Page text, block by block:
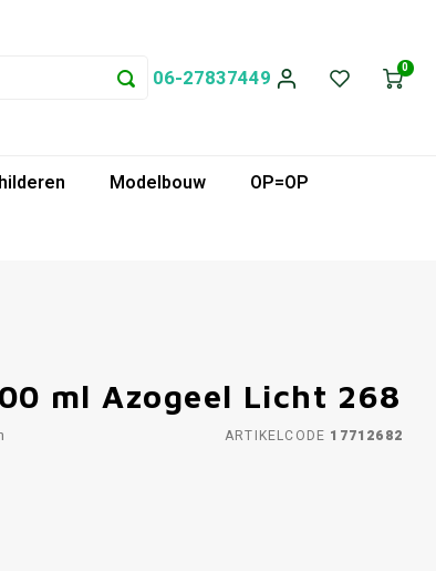
06-27837449 0
Modelbouw
OP=OP
ml Azogeel Licht 268
ARTIKELCODE 17712682